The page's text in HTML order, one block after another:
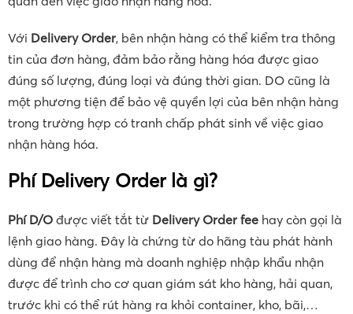
Với Delivery Order, bên nhận hàng có thể kiểm tra thông
tin của đơn hàng, đảm bảo rằng hàng hóa được giao
đúng số lượng, đúng loại và đúng thời gian. DO cũng là
một phương tiện để bảo vệ quyền lợi của bên nhận hàng
trong trường hợp có tranh chấp phát sinh về việc giao
nhận hàng hóa.
Phí Delivery Order là gì?
Phí D/O được viết tắt từ Delivery Order fee hay còn gọi là
lệnh giao hàng. Đây là chứng từ do hãng tàu phát hành
dùng để nhận hàng mà doanh nghiệp nhập khẩu nhận
được để trình cho cơ quan giám sát kho hàng, hải quan,
trước khi có thể rút hàng ra khỏi container, kho, bãi,…